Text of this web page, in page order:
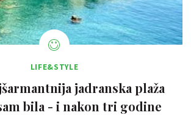
LIFE&STYLE
jadranska plaža
bila - i nakon tri godine